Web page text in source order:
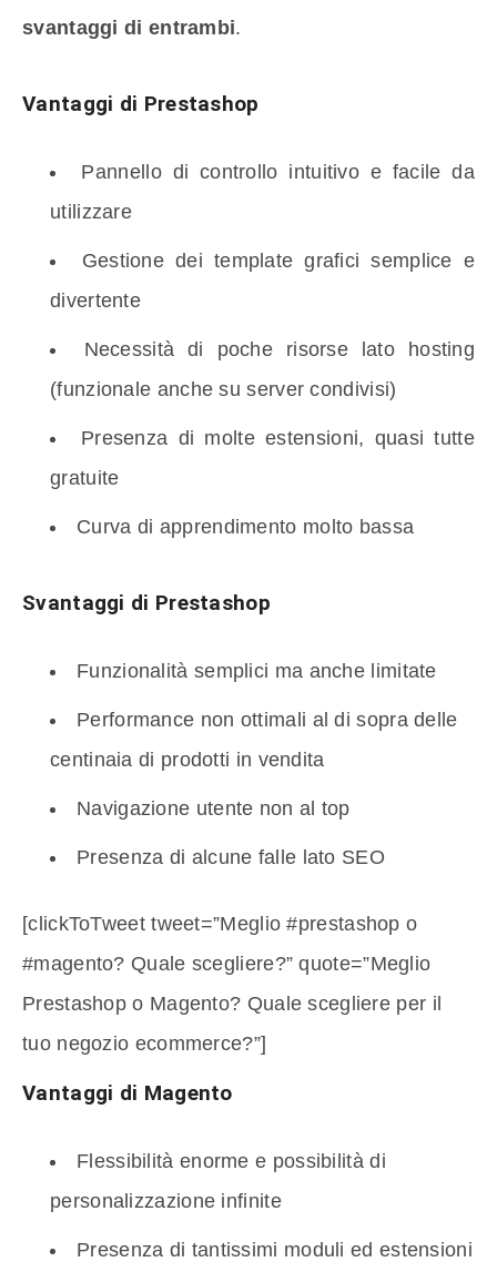
svantaggi di entrambi.
Vantaggi di Prestashop
Pannello di controllo intuitivo e facile da
utilizzare
Gestione dei template grafici semplice e
divertente
Necessità di poche risorse lato hosting
(funzionale anche su server condivisi)
Presenza di molte estensioni, quasi tutte
gratuite
Curva di apprendimento molto bassa
Svantaggi di Prestashop
Funzionalità semplici ma anche limitate
Performance non ottimali al di sopra delle
centinaia di prodotti in vendita
Navigazione utente non al top
Presenza di alcune falle lato SEO
[clickToTweet tweet=”Meglio #prestashop o
#magento? Quale scegliere?” quote=”Meglio
Prestashop o Magento? Quale scegliere per il
tuo negozio ecommerce?”]
Vantaggi di Magento
Flessibilità enorme e possibilità di
personalizzazione infinite
Presenza di tantissimi moduli ed estensioni